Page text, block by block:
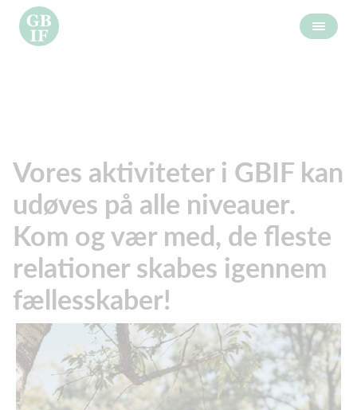
Vores aktiviteter i GBIF kan
udøves på alle niveauer.
Kom og vær med, de fleste
relationer skabes igennem
fællesskaber!